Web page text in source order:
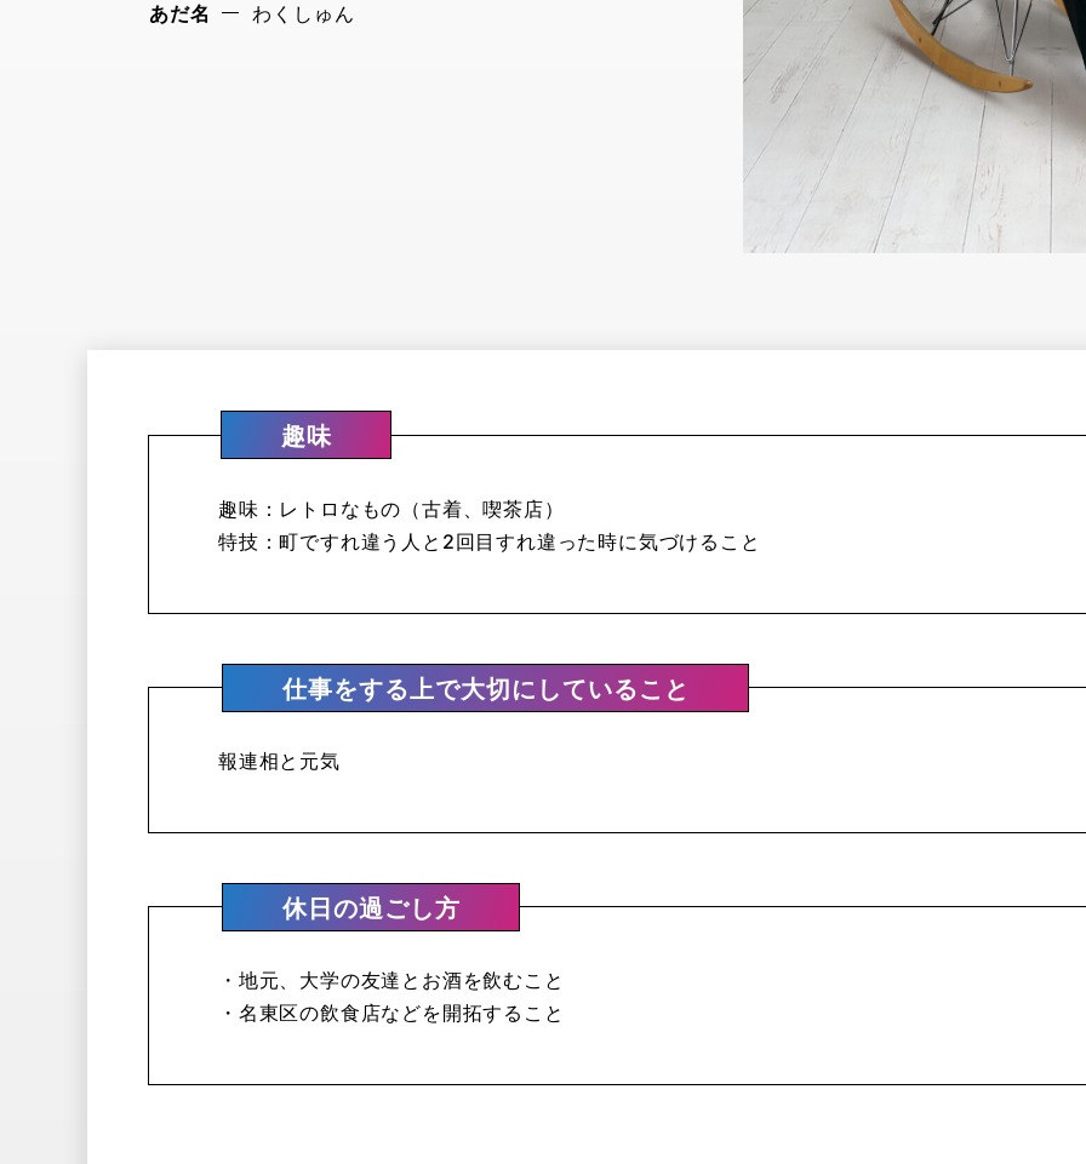
あだ名 わくしゅん
趣味
趣味：レトロなもの（古着、喫茶店）
特技：町ですれ違う人と2回目すれ違った時に気づけること
仕事をする上で大切にしていること
報連相と元気
休日の過ごし方
・地元、大学の友達とお酒を飲むこと
・名東区の飲食店などを開拓すること